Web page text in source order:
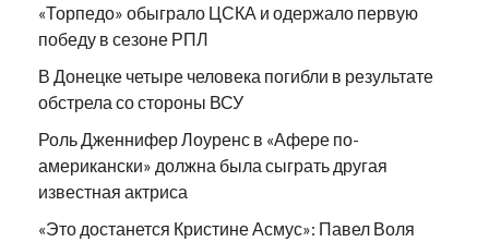
«Торпедо» обыграло ЦСКА и одержало первую
победу в сезоне РПЛ
В Донецке четыре человека погибли в результате
обстрела со стороны ВСУ
Роль Дженнифер Лоуренс в «Афере по-
американски» должна была сыграть другая
известная актриса
«Это достанется Кристине Асмус»: Павел Воля